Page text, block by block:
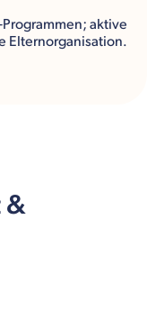
aktive
Elternorganisation.
&